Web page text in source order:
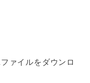
ァイルをダウンロ